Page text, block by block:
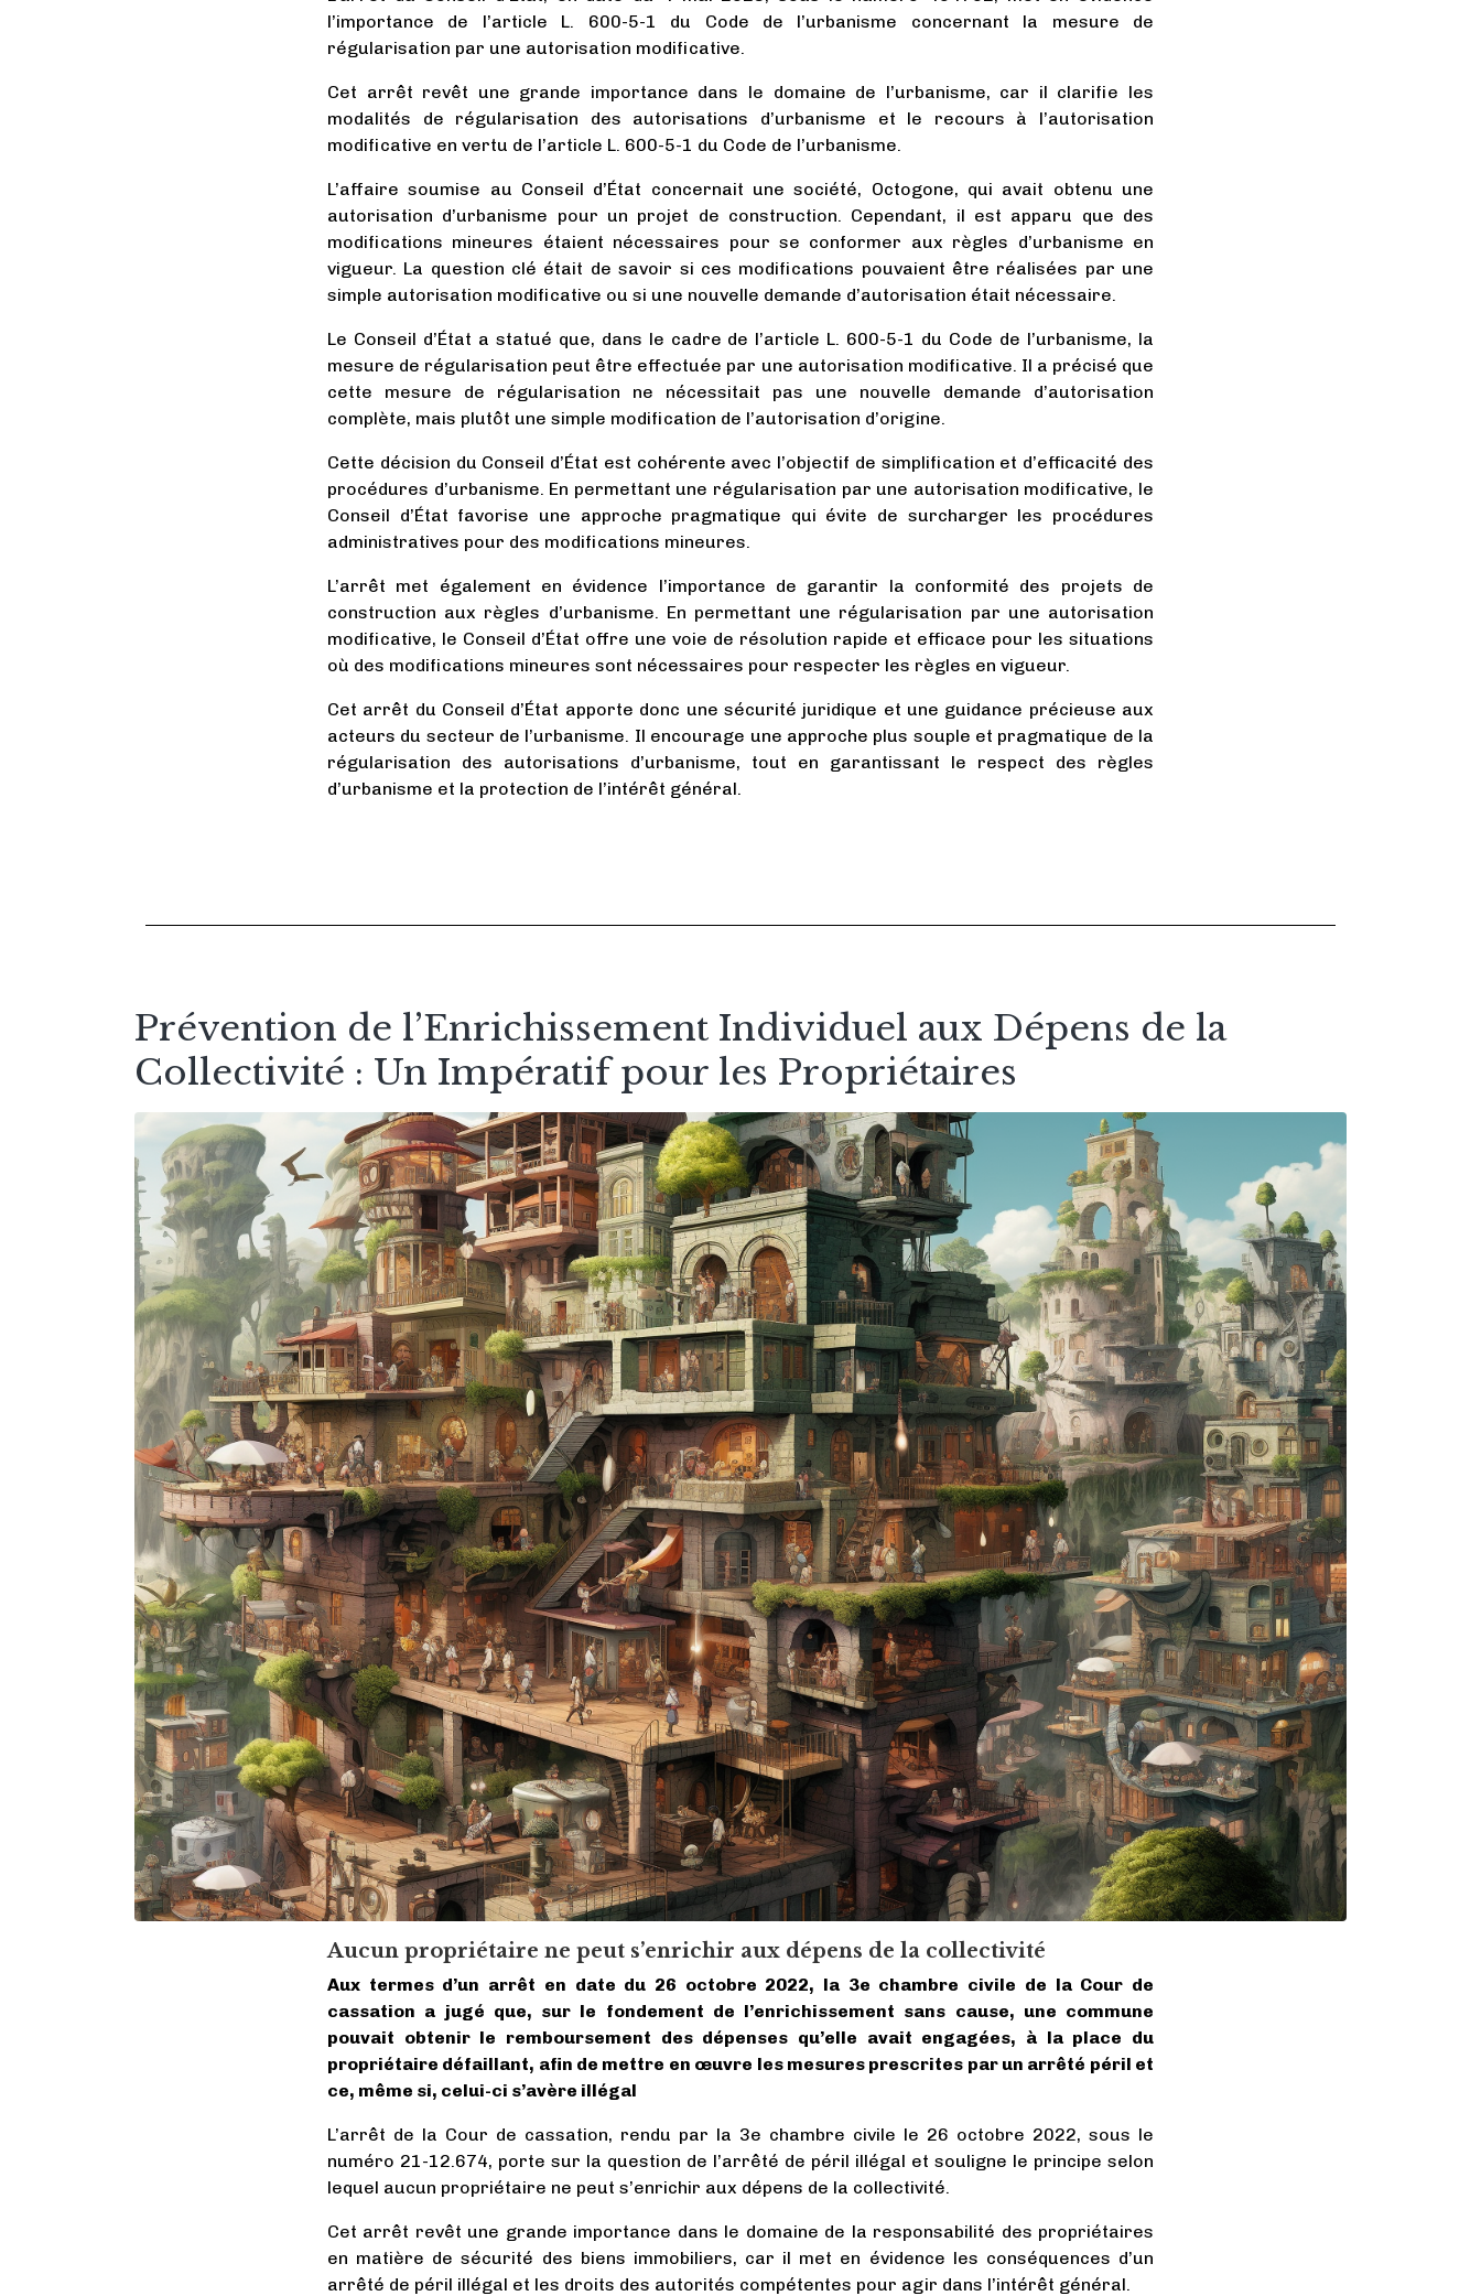
l’importance de l’article L. 600-5-1 du Code de l’urbanisme concernant la mesure de
régularisation par une autorisation modificative.
Cet arrêt revêt une grande importance dans le domaine de l’urbanisme, car il clarifie les
modalités de régularisation des autorisations d’urbanisme et le recours à l’autorisation
modificative en vertu de l’article L. 600-5-1 du Code de l’urbanisme.
L’affaire soumise au Conseil d’État concernait une société, Octogone, qui avait obtenu une
autorisation d’urbanisme pour un projet de construction. Cependant, il est apparu que des
modifications mineures étaient nécessaires pour se conformer aux règles d’urbanisme en
vigueur. La question clé était de savoir si ces modifications pouvaient être réalisées par une
simple autorisation modificative ou si une nouvelle demande d’autorisation était nécessaire.
Le Conseil d’État a statué que, dans le cadre de l’article L. 600-5-1 du Code de l’urbanisme, la
mesure de régularisation peut être effectuée par une autorisation modificative. Il a précisé que
cette mesure de régularisation ne nécessitait pas une nouvelle demande d’autorisation
complète, mais plutôt une simple modification de l’autorisation d’origine.
Cette décision du Conseil d’État est cohérente avec l’objectif de simplification et d’efficacité des
procédures d’urbanisme. En permettant une régularisation par une autorisation modificative, le
Conseil d’État favorise une approche pragmatique qui évite de surcharger les procédures
administratives pour des modifications mineures.
L’arrêt met également en évidence l’importance de garantir la conformité des projets de
construction aux règles d’urbanisme. En permettant une régularisation par une autorisation
modificative, le Conseil d’État offre une voie de résolution rapide et efficace pour les situations
où des modifications mineures sont nécessaires pour respecter les règles en vigueur.
Cet arrêt du Conseil d’État apporte donc une sécurité juridique et une guidance précieuse aux
acteurs du secteur de l’urbanisme. Il encourage une approche plus souple et pragmatique de la
régularisation des autorisations d’urbanisme, tout en garantissant le respect des règles
d’urbanisme et la protection de l’intérêt général.
Prévention de l’Enrichissement Individuel aux Dépens de la
Collectivité : Un Impératif pour les Propriétaires
Aucun propriétaire ne peut s’enrichir aux dépens de la collectivité
Aux termes d’un arrêt en date du 26 octobre 2022, la 3e chambre civile de la Cour de
cassation a jugé que, sur le fondement de l’enrichissement sans cause, une commune
pouvait obtenir le remboursement des dépenses qu’elle avait engagées, à la place du
propriétaire défaillant, afin de mettre en œuvre les mesures prescrites par un arrêté péril et
ce, même si, celui-ci s’avère illégal
L’arrêt de la Cour de cassation, rendu par la 3e chambre civile le 26 octobre 2022, sous le
numéro 21-12.674, porte sur la question de l’arrêté de péril illégal et souligne le principe selon
lequel aucun propriétaire ne peut s’enrichir aux dépens de la collectivité.
Cet arrêt revêt une grande importance dans le domaine de la responsabilité des propriétaires
en matière de sécurité des biens immobiliers, car il met en évidence les conséquences d’un
arrêté de péril illégal et les droits des autorités compétentes pour agir dans l’intérêt général.